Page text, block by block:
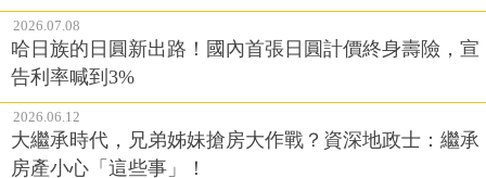
2026.07.08
哈日族的日圓新出路！國內首張日圓計價終身壽險，宣
告利率喊到3%
2026.06.12
大繼承時代，兄弟姊妹搶房大作戰？資深地政士：繼承
房產小心「這些事」！